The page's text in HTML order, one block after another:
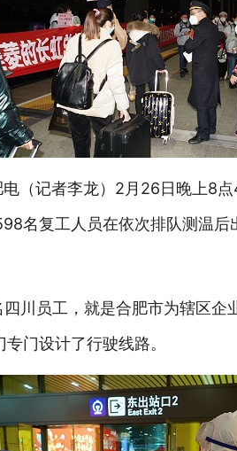
电（记者李龙）2月26日晚上8
名复工人员在依次排队测温
川员工，就是合肥市为辖区
门设计了行驶线路。